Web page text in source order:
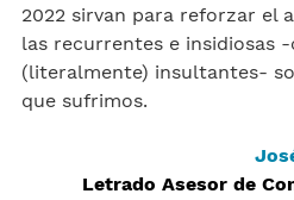
2022 sirvan para reforzar el
las recurrentes e insidiosas
(literalmente) insultantes-
que sufrimos.
Letrado Asesor de